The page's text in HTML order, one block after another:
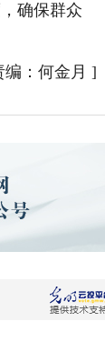
确保群众
编：何金月 ]